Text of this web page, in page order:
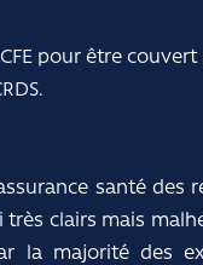
pour être
santé des
très clairs mais
la majorité des